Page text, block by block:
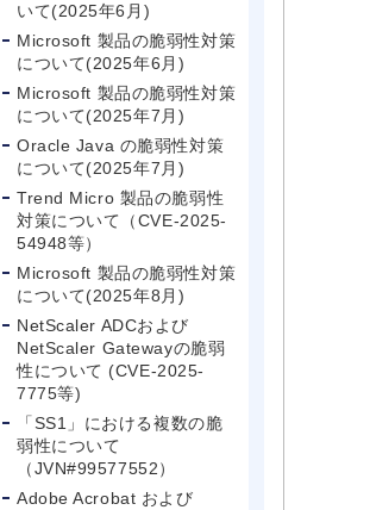
いて(2025年6月)
Microsoft 製品の脆弱性対策
について(2025年6月)
Microsoft 製品の脆弱性対策
について(2025年7月)
Oracle Java の脆弱性対策
について(2025年7月)
Trend Micro 製品の脆弱性
対策について（CVE-2025-
54948等）
Microsoft 製品の脆弱性対策
について(2025年8月)
NetScaler ADCおよび
NetScaler Gatewayの脆弱
性について (CVE-2025-
7775等)
「SS1」における複数の脆
弱性について
（JVN#99577552）
Adobe Acrobat および